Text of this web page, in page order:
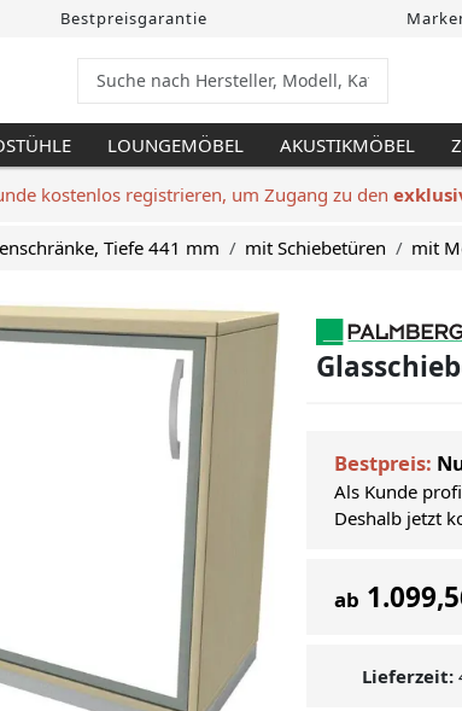
Bestpreisgarantie
LOUNGEMÖBEL AKUSTIKMÖBEL
kostenlos registrieren, um Zugang zu den
Tiefe 441 mm mit Schiebetüren mit
Bestpreis:
Als Kunde
Deshalb jetzt
ab
Lieferzeit: